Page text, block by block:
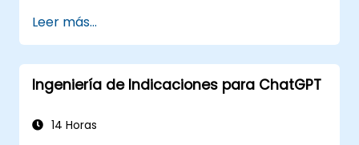
aplicaciones potenciadas por LLM a gran
escala.
Leer más...
Ingeniería de Indicaciones para ChatGPT
14 Horas